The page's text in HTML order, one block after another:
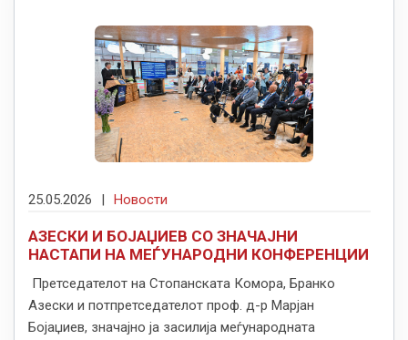
25.05.2026 | Новости
АЗЕСКИ И БОЈАЏИЕВ СО ЗНАЧАЈНИ
НАСТАПИ НА МЕЃУНАРОДНИ КОНФЕРЕНЦИИ
Претседателот на Стопанската Комора, Бранко
Азески и потпретседателот проф. д-р Марјан
Бојаџиев, значајно ја засилија меѓународната